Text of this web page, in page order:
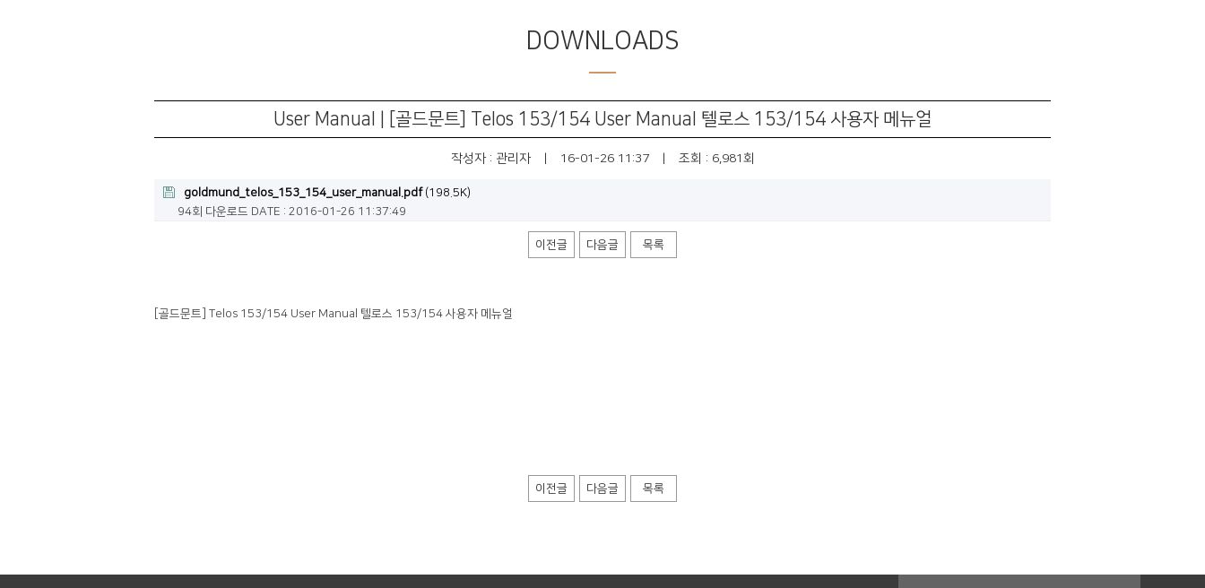
DOWNLOADS
User Manual | [골드문트] Telos 153/154 User Manual 텔로스 153/154 사용자 메뉴얼
작성자 : 관리자 16-01-26 11:37 조회 : 6,981회
goldmund_telos_153_154_user_manual.pdf(198.5K)
94회 다운로드 DATE : 2016-01-26 11:37:49
이전글 다음글 목록
[골드문트] Telos 153/154 User Manual 텔로스 153/154 사용자 메뉴얼
이전글 다음글 목록